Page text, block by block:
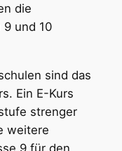
die
9 und 10
sind das
Ein E-Kurs
strenger
weitere
9 für den